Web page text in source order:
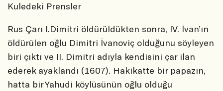
Kuledeki Prensler
Rus Çarı I.Dimitri öldürüldükten sonra, IV. İvan’ın
öldürülen oğlu Dimitri İvanoviç olduğunu söyleyen
biri çıktı ve II. Dimitri adıyla kendisini çar ilan
ederek ayaklandı (1607). Hakikatte bir papazın,
hatta bir Yahudi köylüsünün oğlu olduğu